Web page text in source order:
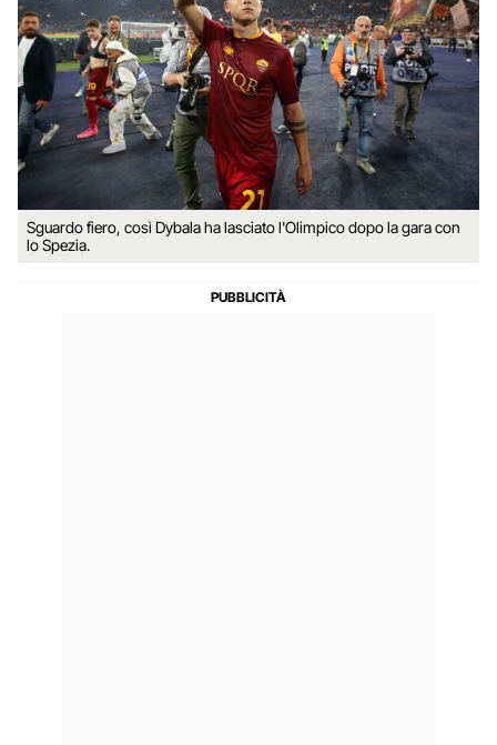
Sguardo fiero, così Dybala ha lasciato l'Olimpico dopo la gara con
lo Spezia.